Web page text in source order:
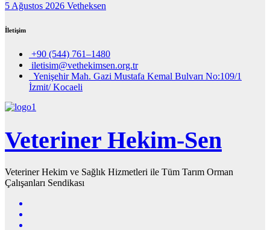
5 Ağustos 2026 Vetheksen
İletişim
+90 (544) 761–1480
iletisim@vethekimsen.org.tr
Yenişehir Mah. Gazi Mustafa Kemal Bulvarı No:109/1
İzmit/ Kocaeli
Veteriner Hekim-Sen
Veteriner Hekim ve Sağlık Hizmetleri ile Tüm Tarım Orman
Çalışanları Sendikası